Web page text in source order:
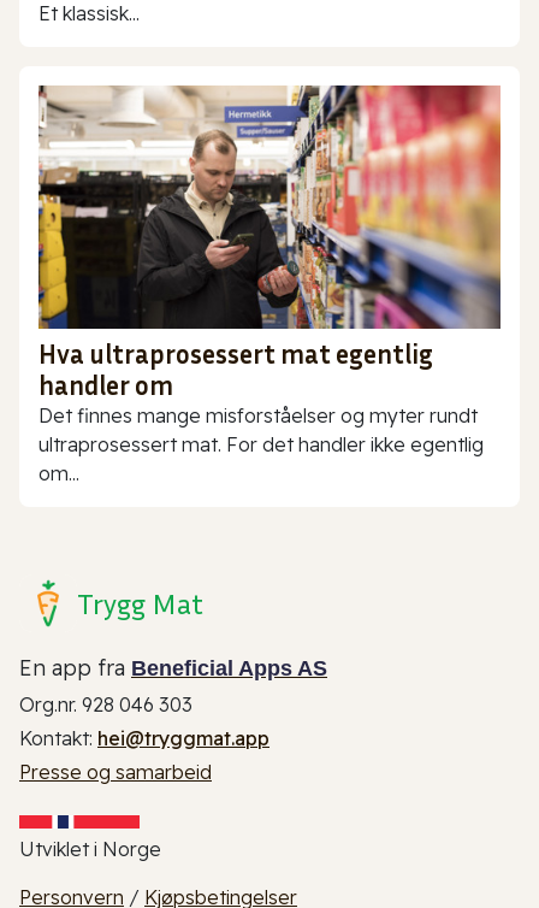
Et klassisk...
Hva ultraprosessert mat egentlig
handler om
Det finnes mange misforståelser og myter rundt
ultraprosessert mat. For det handler ikke egentlig
om...
Trygg Mat
En app fra Beneficial Apps AS
Org.nr. 928 046 303
Kontakt: hei@tryggmat.app
Presse og samarbeid
Utviklet i Norge
Personvern / Kjøpsbetingelser